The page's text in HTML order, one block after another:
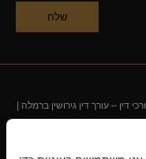
עורך דין גירושין ברמלה |